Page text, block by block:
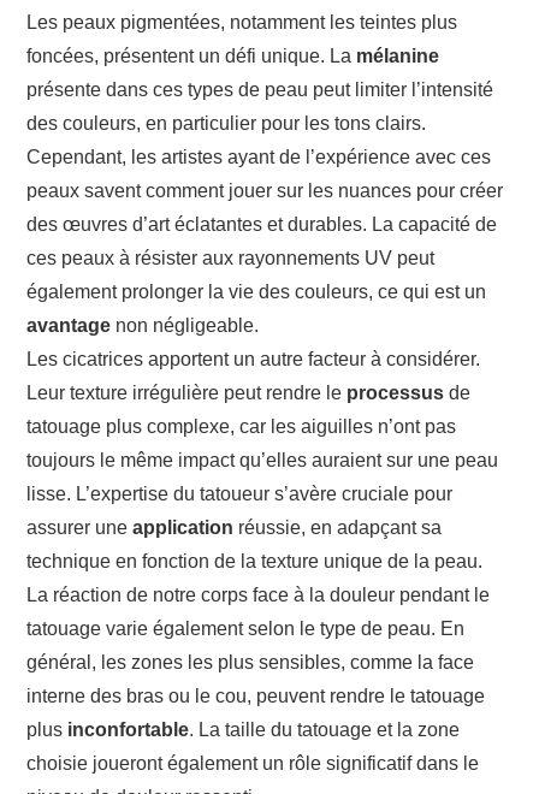
Les peaux pigmentées, notamment les teintes plus
foncées, présentent un défi unique. La mélanine
présente dans ces types de peau peut limiter l’intensité
des couleurs, en particulier pour les tons clairs.
Cependant, les artistes ayant de l’expérience avec ces
peaux savent comment jouer sur les nuances pour créer
des œuvres d’art éclatantes et durables. La capacité de
ces peaux à résister aux rayonnements UV peut
également prolonger la vie des couleurs, ce qui est un
avantage non négligeable.
Les cicatrices apportent un autre facteur à considérer.
Leur texture irrégulière peut rendre le processus de
tatouage plus complexe, car les aiguilles n’ont pas
toujours le même impact qu’elles auraient sur une peau
lisse. L’expertise du tatoueur s’avère cruciale pour
assurer uneapplication réussie, en adapçant sa
technique en fonction de la texture unique de la peau.
La réaction de notre corps face à la douleur pendant le
tatouage varie également selon le type de peau. En
général, les zones les plus sensibles, comme la face
interne des bras ou le cou, peuvent rendre le tatouage
plus inconfortable. La taille du tatouage et la zone
choisie joueront également un rôle significatif dans le